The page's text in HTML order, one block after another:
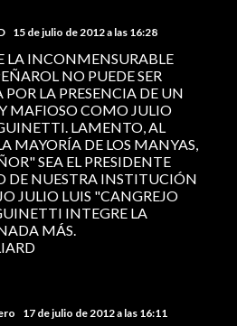
15 de julio de 2012 a las 16:28
LA INCONMENSURABLE
NO PUEDE SER
LA PRESENCIA DE UN
MAFIOSO COMO JULIO
LAMENTO, AL
MAYORÍA DE LOS MANYAS,
SEA EL PRESIDENTE
DE NUESTRA INSTITUCIÓN
JULIO LUIS "CANGREJO
INTEGRE LA
MÁS.
17 de julio de 2012 a las 16:11